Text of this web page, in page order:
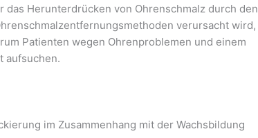
Herunterdrücken von Ohrenschmalz durch den
verursacht wird,
Patienten wegen Ohrenproblemen und einem
aufsuchen.
im Zusammenhang mit der Wachsbildung